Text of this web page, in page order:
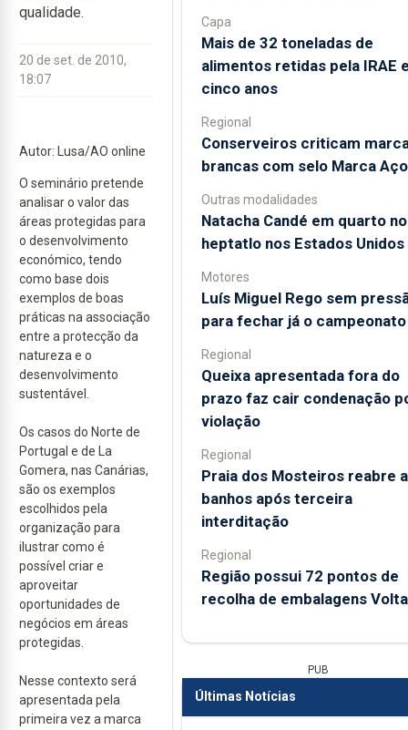
qualidade.
20 de set. de 2010,
18:07
Autor: Lusa/AO online
O seminário pretende
analisar o valor das
áreas protegidas para
o desenvolvimento
económico, tendo
como base dois
exemplos de boas
práticas na associação
entre a protecção da
natureza e o
desenvolvimento
sustentável.
Os casos do Norte de
Portugal e de La
Gomera, nas Canárias,
são os exemplos
escolhidos pela
organização para
ilustrar como é
possível criar e
aproveitar
oportunidades de
negócios em áreas
protegidas.
Nesse contexto será
apresentada pela
primeira vez a marca
Capa
Mais de 32 toneladas de
alimentos retidas pela IRAE
cinco anos
Regional
Conserveiros criticam
brancas com selo Marca
Outras modalidades
Natacha Candé em quarto no
heptatlo nos Estados Unidos
Motores
Luís Miguel Rego sem
para fechar já o campeonato
Regional
Queixa apresentada fora do
prazo faz cair condenação
violação
Regional
Praia dos Mosteiros reabre a
banhos após terceira
interditação
Regional
Região possui 72 pontos de
recolha de embalagens Volta
PUB
Últimas Notícias